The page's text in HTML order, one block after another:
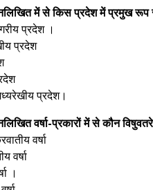
में से किस प्रदेश में प्रमुख रूप से
प्रदेश ।
प्रदेश
प्रदेश।
वर्षा-प्रकारों में से कौन
वर्षा
वर्षा
।